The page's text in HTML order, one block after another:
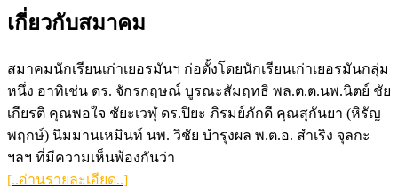
เกี่ยวกับสมาคม
สมาคมนักเรียนเก่าเยอรมันฯ ก่อตั้งโดยนักเรียนเก่าเยอรมันกลุ่ม
หนึ่ง อาทิเช่น ดร. จักรกฤษณ์ บูรณะสัมฤทธิ พล.ต.ต.นพ.นิตย์ ชัย
เกียรติ คุณพอใจ ชัยะเวฬุ ดร.ปิยะ ภิรมย์ภักดี คุณสุกันยา (หิรัญ
พฤกษ์) นิมมานเหมินท์ นพ. วิชัย บำรุงผล พ.ต.อ. สำเริง จุลกะ
ฯลฯ ที่มีความเห็นพ้องกันว่า
[..อ่านรายละเอียด..]